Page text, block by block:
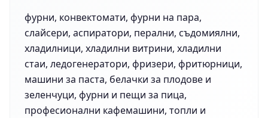
фурни, конвектомати, фурни на пара,
слайсери, аспиратори, перални, съдомиялни,
хладилници, хладилни витрини, хладилни
стаи, ледогенератори, фризери, фритюрници,
машини за паста, белачки за плодове и
зеленчуци, фурни и пещи за пица,
професионални кафемашини, топли и